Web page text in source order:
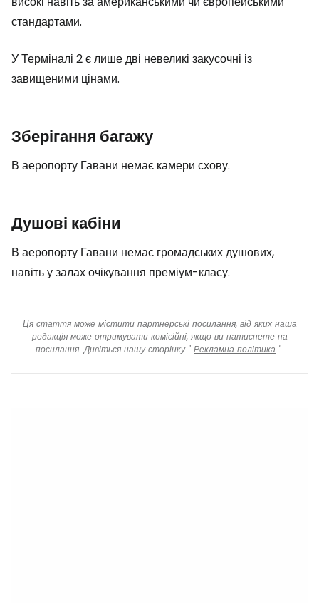
стандартами.
У Терміналі 2 є лише дві невеликі закусочні із
завищеними цінами.
Зберігання багажу
В аеропорту Гавани немає камери схову.
Душові кабіни
В аеропорту Гавани немає громадських душових,
навіть у залах очікування преміум-класу.
Ця стаття може містити партнерські посилання, від яких наша
редакція може отримувати комісійні, якщо ви натиснете на
посилання. Дивіться нашу сторінку " Рекламна політика ".